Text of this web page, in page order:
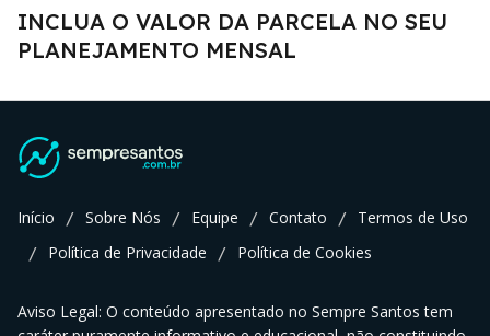
INCLUA O VALOR DA PARCELA NO SEU
PLANEJAMENTO MENSAL
Início / Sobre Nós / Equipe / Contato / Termos de Uso
/ Política de Privacidade / Política de Cookies
Aviso Legal: O conteúdo apresentado no Sempre Santos tem